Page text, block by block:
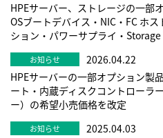
HPEサーバー、ストレージの一部
OSブートデバイス・NIC・FC ホ
ション・パワーサプライ・
2026.04.22
HPEサーバーの一部オプション製
ート・内蔵ディスクコントローラ
ー）の希望小売価格を改定
2025.04.03